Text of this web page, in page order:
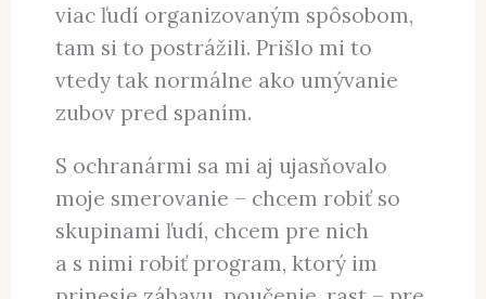
viac ľudí organizovaným spôsobom,
tam si to postrážili. Prišlo mi to
vtedy tak normálne ako umývanie
zubov pred spaním.
S ochranármi sa mi aj ujasňovalo
moje smerovanie – chcem robiť so
skupinami ľudí, chcem pre nich
a s nimi robiť program, ktorý im